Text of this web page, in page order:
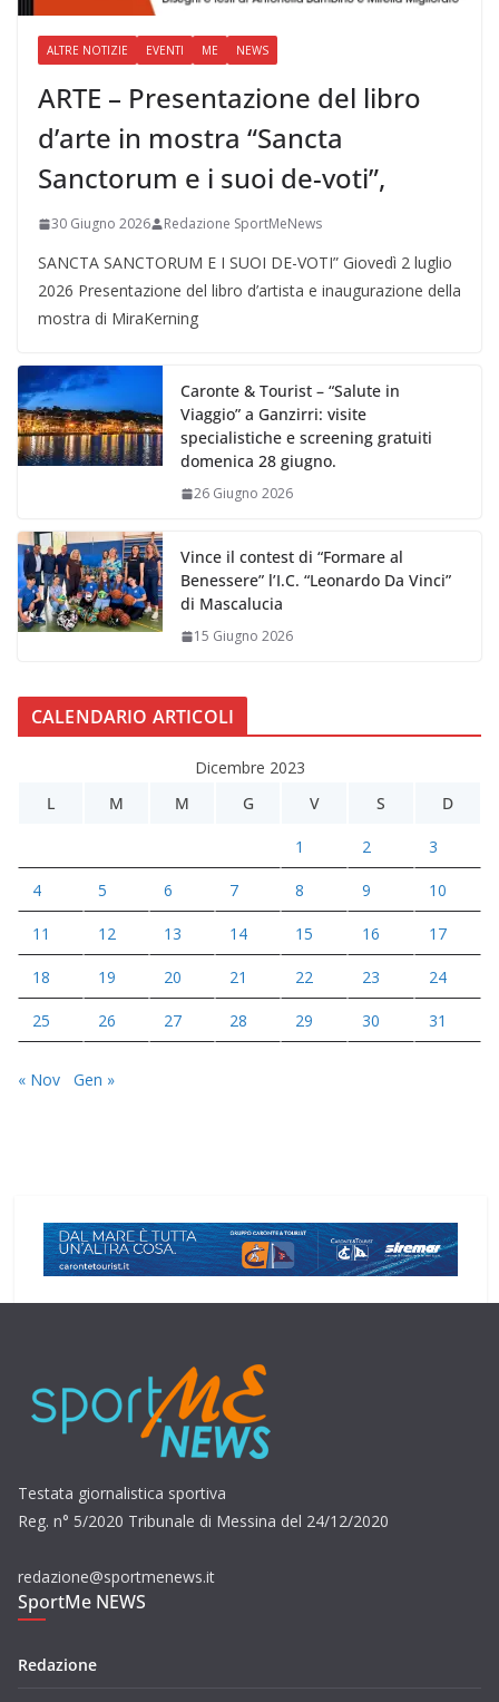
ALTRE NOTIZIE EVENTI ME NEWS
ARTE – Presentazione del libro
d’arte in mostra “Sancta
Sanctorum e i suoi de-voti”,
30 Giugno 2026 Redazione SportMeNews
SANCTA SANCTORUM E I SUOI DE-VOTI” Giovedì 2 luglio
2026 Presentazione del libro d’artista e inaugurazione della
mostra di MiraKerning
Caronte & Tourist – “Salute in
Viaggio” a Ganzirri: visite
specialistiche e screening gratuiti
domenica 28 giugno.
26 Giugno 2026
Vince il contest di “Formare al
Benessere” l’I.C. “Leonardo Da Vinci”
di Mascalucia
15 Giugno 2026
CALENDARIO ARTICOLI
Dicembre 2023
L
M M G V S D
1 2 3
4 5 6 7 8 9 10
11 12 13 14 15 16 17
18 19 20 21 22 23 24
25 26 27 28 29 30 31
« Nov Gen »
Testata giornalistica sportiva
Reg. n° 5/2020 Tribunale di Messina del 24/12/2020
redazione@sportmenews.it
SportMe NEWS
Redazione